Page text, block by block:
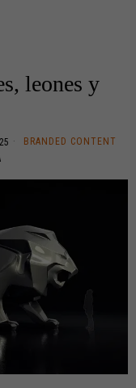
leones y
BRANDED CONTENT